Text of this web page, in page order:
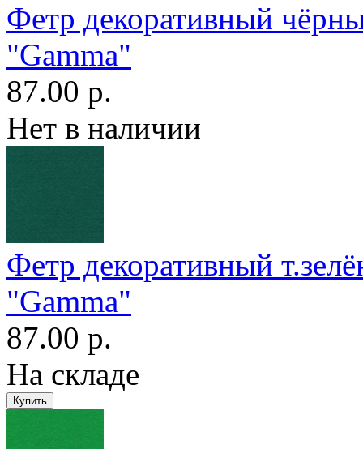
Фетр декоративный
"Gamma"
87.00 р.
Нет в наличии
Фетр декоративный
"Gamma"
87.00 р.
На складе